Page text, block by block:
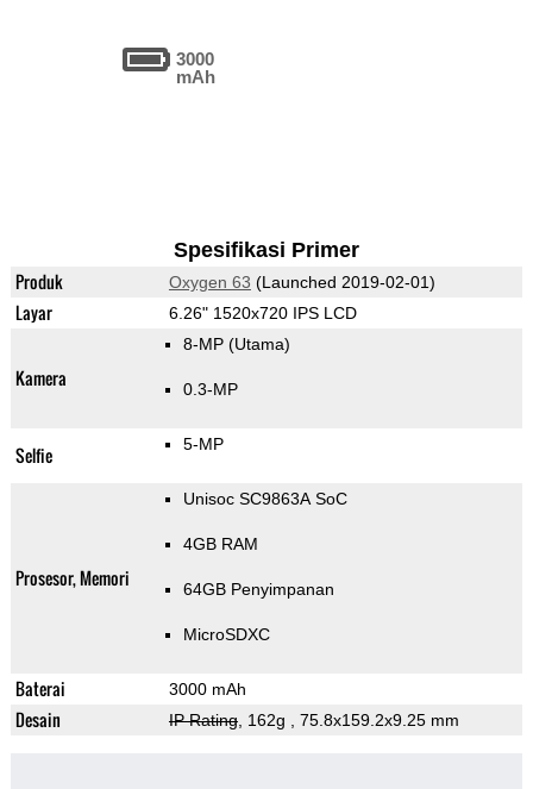
3000
mAh
Spesifikasi Primer
Produk Oxygen 63 (Launched 2019-02-01)
Layar 6.26" 1520x720 IPS LCD
Kamera
8-MP (Utama)
0.3-MP
Selfie 5-MP
Prosesor, Memori
Unisoc SC9863A SoC
4GB RAM
64GB Penyimpanan
MicroSDXC
Baterai 3000 mAh
Desain IP Rating, 162g , 75.8x159.2x9.25 mm